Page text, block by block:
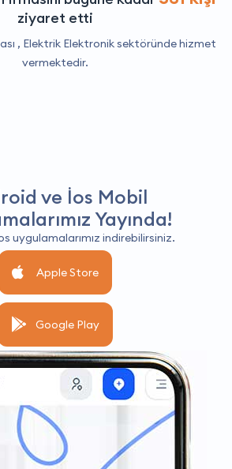
ziyaret etti
, Elektrik Elektroniksektöründe hizmet
vermektedir.
ve İos Mobil
Yayında!
uygulamalarımız indirebilirsiniz.
Apple Store
Google Play